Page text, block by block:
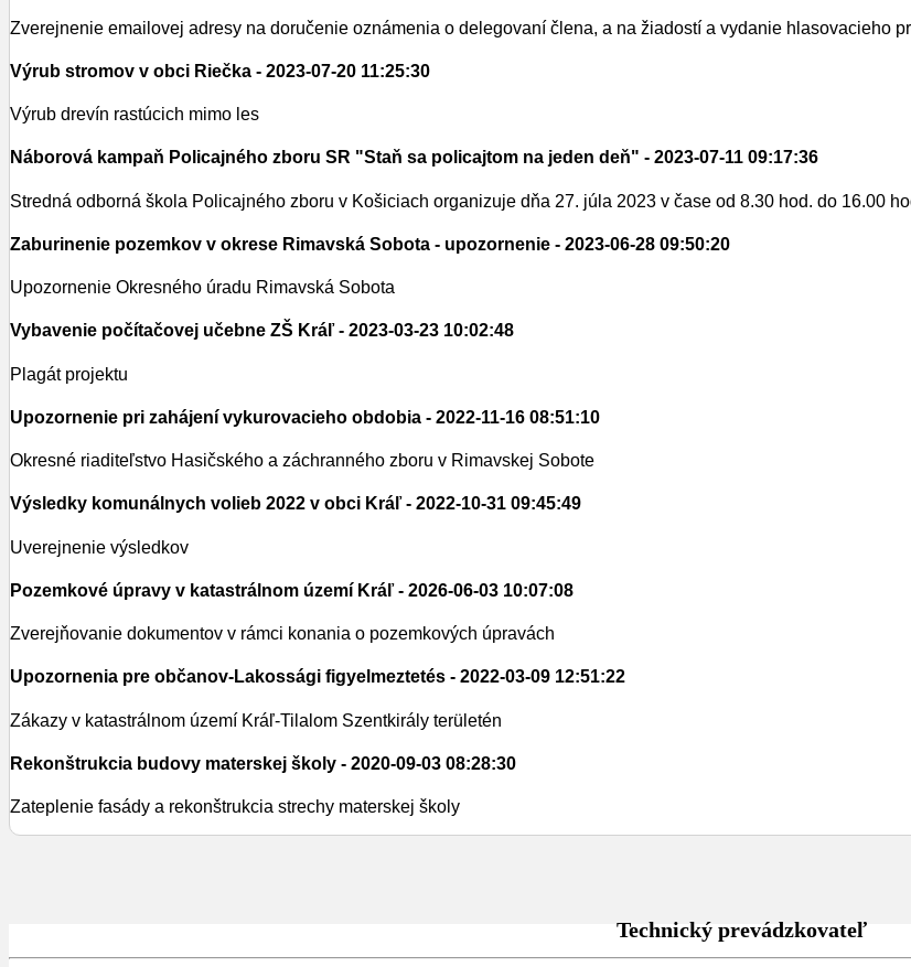
Zverejnenie emailovej adresy na doručenie oznámenia o delegovaní člena, a na žiadostí a vydanie hlasovacieho
Výrub stromov v obci Riečka - 2023-07-20 11:25:30
Výrub drevín rastúcich mimo les
Náborová kampaň Policajného zboru SR "Staň sa policajtom na jeden deň" - 2023-07-11 09:17:36
Stredná odborná škola Policajného zboru v Košiciach organizuje dňa 27. júla 2023 v čase od 8.30 hod. do 16.00
Zaburinenie pozemkov v okrese Rimavská Sobota - upozornenie - 2023-06-28 09:50:20
Upozornenie Okresného úradu Rimavská Sobota
Vybavenie počítačovej učebne ZŠ Kráľ- 2023-03-23 10:02:48
Plagát projektu
Upozornenie pri zahájení vykurovacieho obdobia - 2022-11-16 08:51:10
Okresné riaditeľstvo Hasičského a záchranného zboru v Rimavskej Sobote
Výsledky komunálnych volieb 2022 v obci Kráľ- 2022-10-31 09:45:49
Uverejnenie výsledkov
Pozemkové úpravy v katastrálnom území Kráľ- 2026-06-03 10:07:08
Zverejňovanie dokumentov v rámci konania o pozemkových úpravách
Upozornenia pre občanov-Lakossági figyelmeztetés - 2022-03-09 12:51:22
Zákazy v katastrálnom území Kráľ-Tilalom Szentkirály területén
Rekonštrukcia budovy materskej školy - 2020-09-03 08:28:30
Zateplenie fasády a rekonštrukcia strechy materskej školy
Technický prevádzkovateľ